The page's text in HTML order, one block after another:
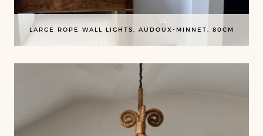
LARGE ROPE WALL LIGHTS, AUDOUX-MINNET, 80CM